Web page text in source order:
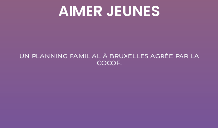
AIMER JEUNES
UN PLANNING FAMILIAL À BRUXELLES AGRÉE PAR LA
COCOF.